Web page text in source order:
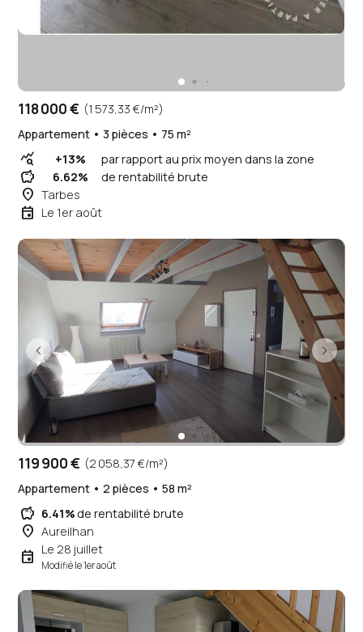
118 000 € (1 573,33 €/m²)
Appartement • 3 pièces • 75 m²
query_stats +13% par rapport au prix moyen dans la zone
savings 6.62% de rentabilité brute
place Tarbes
event Le 1er août
119 900 € (2 058,37 €/m²)
Appartement • 2 pièces • 58 m²
savings 6.41%de rentabilité brute
place Aureilhan
event Le 28 juillet
Modifié le 1er août